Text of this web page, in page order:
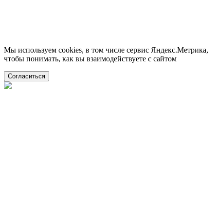
Мы используем cookies, в том числе сервис Яндекс.Метрика,
чтобы понимать, как вы взаимодействуете с сайтом
Согласиться